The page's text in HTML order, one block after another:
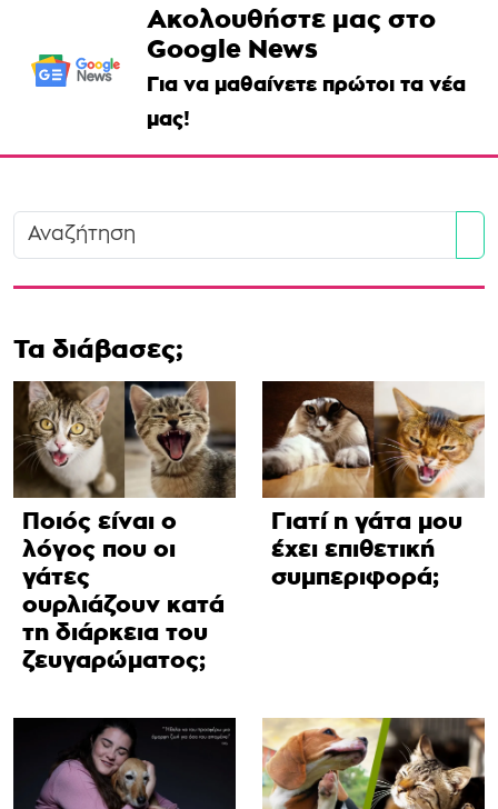
Ακολουθήστε μας στο
Google News
Για να μαθαίνετε πρώτοι τα νέα
μας!
Τα διάβασες;
Ποιός είναι ο
λόγος που οι
γάτες
ουρλιάζουν κατά
τη διάρκεια του
ζευγαρώματος;
Γιατί η γάτα μου
έχει επιθετική
συμπεριφορά;